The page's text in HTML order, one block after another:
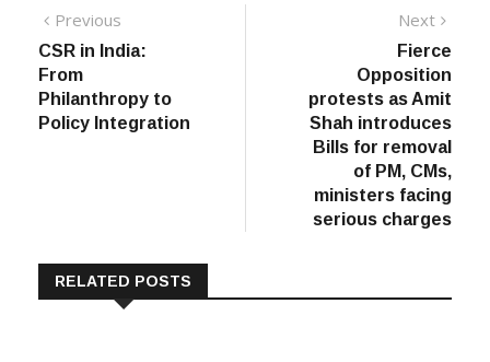
Post
navigation
Previous
post:
CSR in India:
From
Philanthropy to
Policy Integration
Next
Fierce
Opposition
protests as Amit
Shah introduces
Bills for removal
of PM, CMs,
ministers facing
serious charges
RELATED POSTS